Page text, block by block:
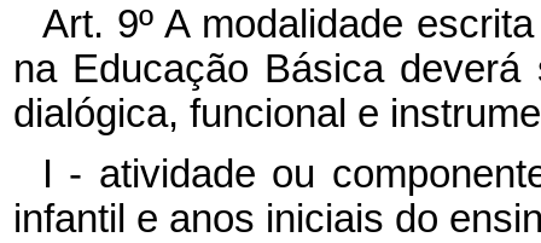
Art. 9º A modalidade
na Educação Básica
dialógica, funcional e
I - atividade ou
infantil e anos iniciais do